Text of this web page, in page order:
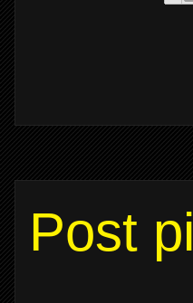
Post